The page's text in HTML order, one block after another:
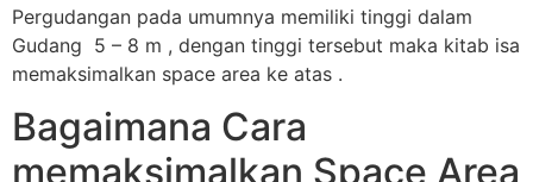
Pergudangan pada umumnya memiliki tinggi dalam
Gudang 5 – 8 m , dengan tinggi tersebut maka kitab isa
memaksimalkan space area ke atas .
Bagaimana Cara
memaksimalkan Space Area